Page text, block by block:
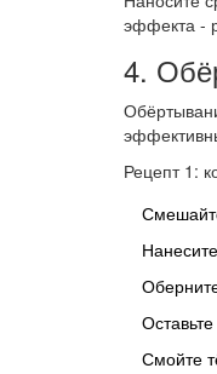
эффекта -
4.
Рецепт 1:
Смойте